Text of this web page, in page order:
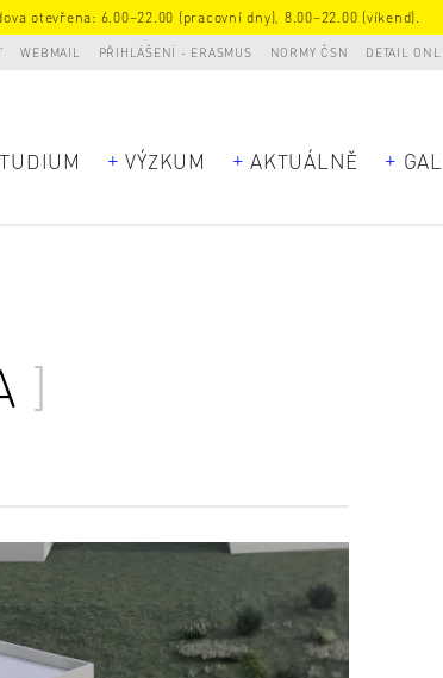
otevřena: 6.00–22.00 (pracovní dny), 8.00–22.00 (víkend).
WEBMAIL PŘIHLÁŠENÍ - ERASMUS NORMY ČSN DETAIL
VÝZKUM AKTUÁLNĚ